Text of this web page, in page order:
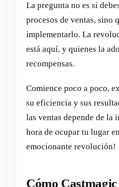
La pregunta no es si
procesos de ventas, sino
implementarlo. La
está aquí, y quienes la
recompensas.
Comience poco a poco,
su eficiencia y sus
las ventas depende de
hora de ocupar tu lugar
emocionante revolución!
Cómo